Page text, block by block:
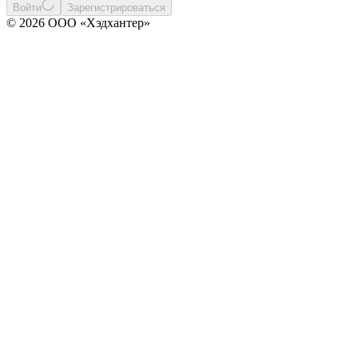
Войти Зарегистрироваться
© 2026 ООО «Хэдхантер»